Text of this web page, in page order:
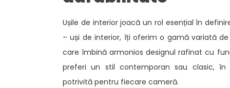
Ușile de interior joacă un rol esențial în
– uși de interior, îți oferim o gamă variată
care îmbină armonios designul rafinat cu
preferi un stil contemporan sau clasic, în
potrivită pentru fiecare cameră. ​